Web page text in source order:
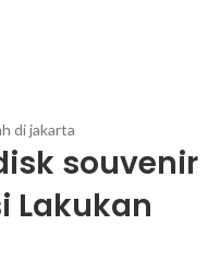
souvenir
Lakukan